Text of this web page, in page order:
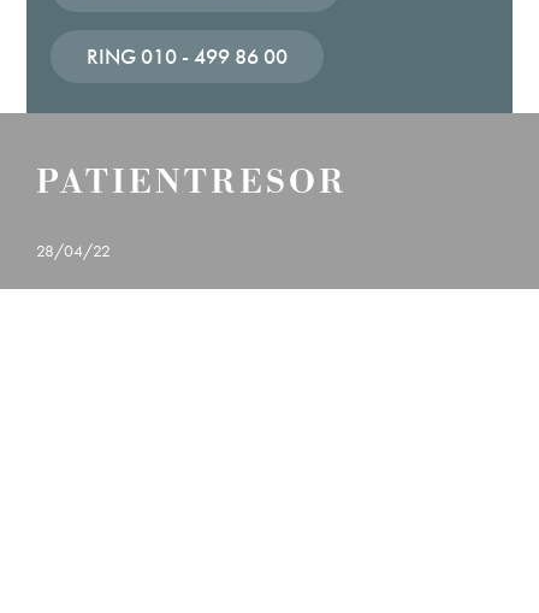
RING 010 - 499 86 00
PATIENTRESOR
28/04/22